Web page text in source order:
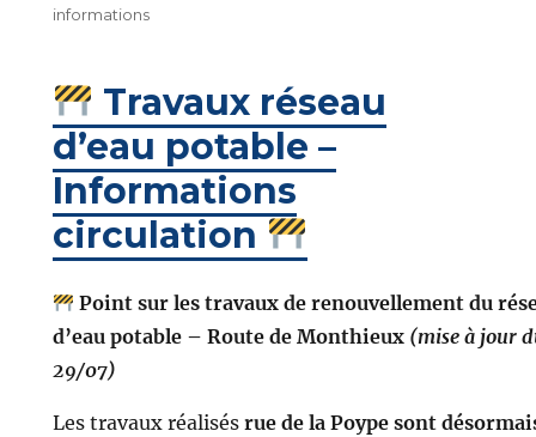
informations
Travaux réseau
d’eau potable –
Informations
circulation
Point sur les travaux de renouvellement du
d’eau potable – Route de Monthieux (mise à jour
29/07)
Les travaux réalisés rue de la Poype sont